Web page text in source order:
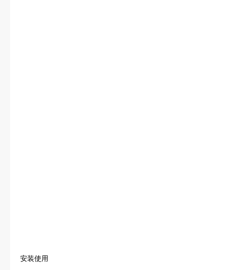
安装使用